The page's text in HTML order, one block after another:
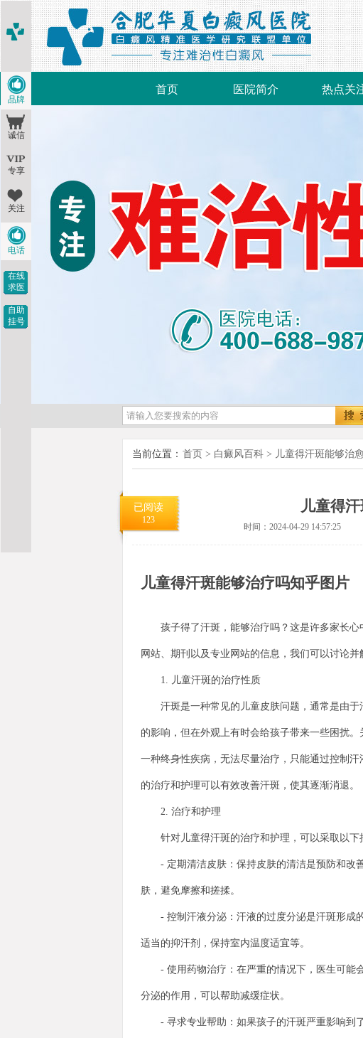
首页 医院简介 热点关
当前位置： 首页 > 白癜风百科 > 儿童得汗斑能够治
已阅读
123
儿童得
时间：2024-04-29 14:57:25
儿童得汗斑能够治疗吗知乎图片
孩子得了汗斑，能够治疗吗？这是许多家长心
网站、期刊以及专业网站的信息，我们可以讨论并
1. 儿童汗斑的治疗性质
汗斑是一种常见的儿童皮肤问题，通常是由于
的影响，但在外观上有时会给孩子带来一些困扰
一种终身性疾病，无法尽量治疗，只能通过控制
的治疗和护理可以有效改善汗斑，使其逐渐消退。
2. 治疗和护理
针对儿童得汗斑的治疗和护理，可以采取以下
- 定期清洁皮肤：保持皮肤的清洁是预防和改
肤，避免摩擦和搓揉。
- 控制汗液分泌：汗液的过度分泌是汗斑形成
适当的抑汗剂，保持室内温度适宜等。
- 使用药物治疗：在严重的情况下，医生可能
分泌的作用，可以帮助减缓症状。
- 寻求专业帮助：如果孩子的汗斑严重影响到
品牌
诚信
专享
关注
电话
在线
求医
自助
挂号